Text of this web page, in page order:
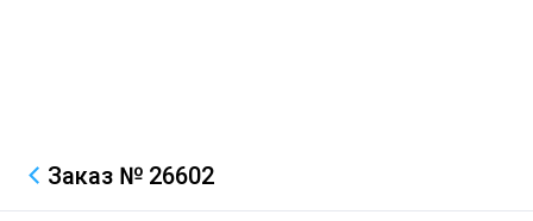
Заказ № 26602